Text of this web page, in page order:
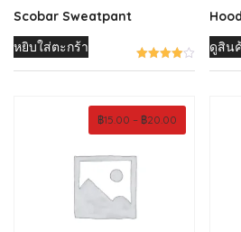
Scobar Sweatpant
หยิบใส่ตะกร้า ดูสิน
฿15.00 – ฿20.00Price